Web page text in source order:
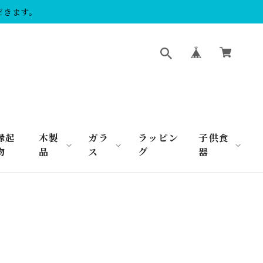
ます。
起
木製
品
ガラ
ス
ラッピン
グ
子供食
器